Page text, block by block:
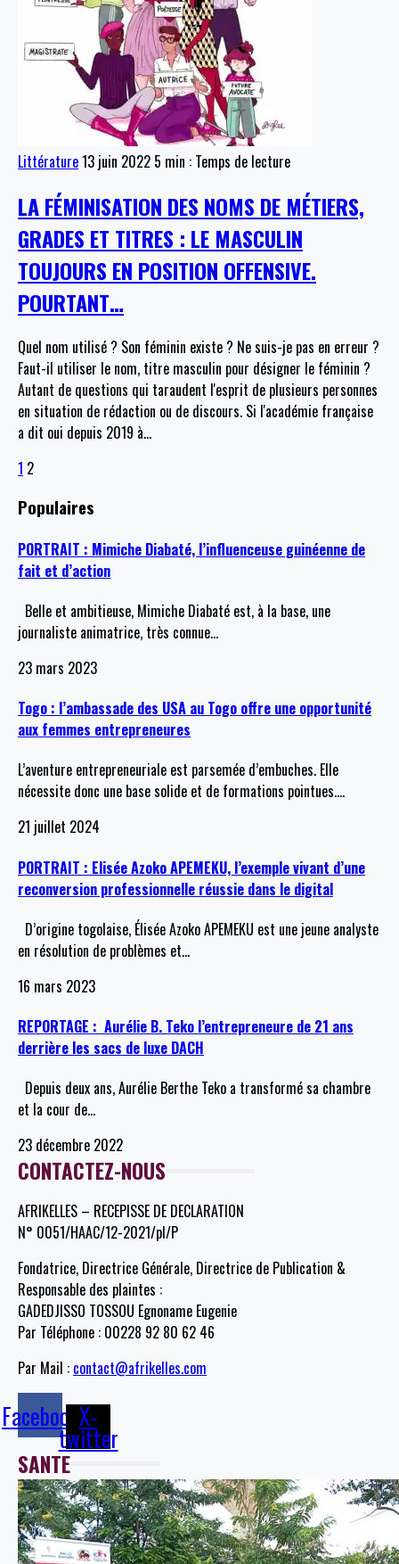
Littérature13 juin 2022 5 min : Temps de lecture
LA FÉMINISATION DES NOMS DE MÉTIERS,
GRADES ET TITRES : LE MASCULIN
TOUJOURS EN POSITION OFFENSIVE.
POURTANT…
Quel nom utilisé ? Son féminin existe ? Ne suis-je pas en erreur ?
Faut-il utiliser le nom, titre masculin pour désigner le féminin ?
Autant de questions qui taraudent l'esprit de plusieurs personnes
en situation de rédaction ou de discours. Si l'académie française
a dit oui depuis 2019 à…
1 2
Populaires
PORTRAIT : Mimiche Diabaté, l’influenceuse guinéenne de
fait et d’action
Belle et ambitieuse, Mimiche Diabaté est, à la base, une
journaliste animatrice, très connue…
23 mars 2023
Togo : l’ambassade des USA au Togo offre une opportunité
aux femmes entrepreneures
L’aventure entrepreneuriale est parsemée d’embuches. Elle
nécessite donc une base solide et de formations pointues.…
21 juillet 2024
PORTRAIT : Elisée Azoko APEMEKU, l’exemple vivant d’une
reconversion professionnelle réussie dans le digital
D’origine togolaise, Élisée Azoko APEMEKU est une jeune analyste
en résolution de problèmes et…
16 mars 2023
REPORTAGE : Aurélie B. Teko l’entrepreneure de 21 ans
derrière les sacs de luxe DACH
Depuis deux ans, Aurélie Berthe Teko a transformé sa chambre
et la cour de…
23 décembre 2022
CONTACTEZ-NOUS
AFRIKELLES – RECEPISSE DE DECLARATION
N° 0051/HAAC/12-2021/pl/P
Fondatrice, Directrice Générale, Directrice de Publication &
Responsable des plaintes :
GADEDJISSO TOSSOU Egnoname Eugenie
Par Téléphone : 00228 92 80 62 46
Par Mail : contact@afrikelles.com
FacebookX-
twitter
SANTE